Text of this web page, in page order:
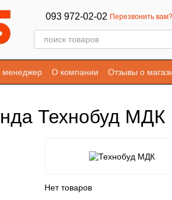
093 972-02-02 Перезвонить вам?
менеджер О компании Отзывы о
Технобуд МДК
Нет товаров